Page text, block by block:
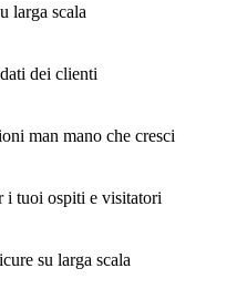
larga scala
dei clienti
man mano che cresci
i tuoi ospiti e visitatori
su larga scala